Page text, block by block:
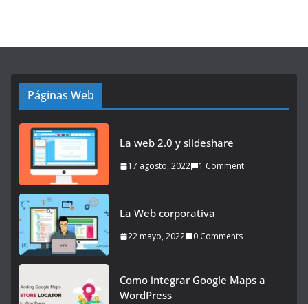
Páginas Web
La web 2.0 y slideshare
17 agosto, 2022 1 Comment
La Web corporativa
22 mayo, 2022 0 Comments
Como integrar Google Maps a
WordPress